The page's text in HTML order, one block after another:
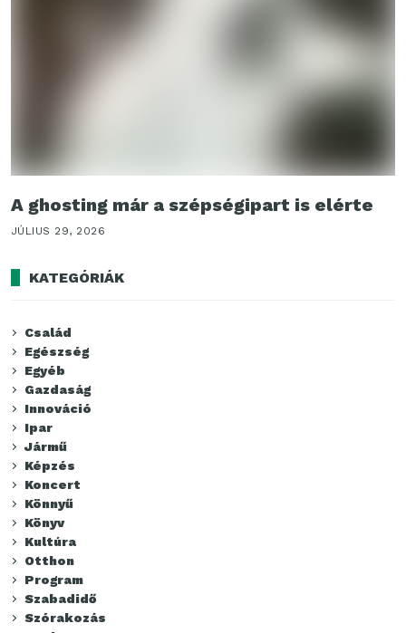
A ghosting már a szépségipart is elérte
JÚLIUS 29, 2026
KATEGÓRIÁK
Család
Egészség
Egyéb
Gazdaság
Innováció
Ipar
Jármű
Képzés
Koncert
Könnyű
Könyv
Kultúra
Otthon
Program
Szabadidő
Szórakozás